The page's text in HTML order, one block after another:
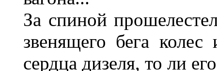
За спиной
звенящего бега
сердца дизеля, то ли